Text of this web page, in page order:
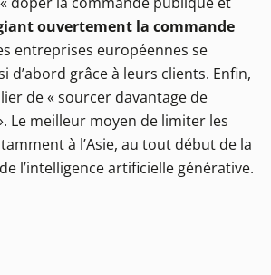
ouvertement la commande
entreprises européennes se
d’abord grâce à leurs clients. Enfin,
de « sourcer davantage de
Le meilleur moyen de limiter les
à l’Asie, au tout début de la
l’intelligence artificielle générative.